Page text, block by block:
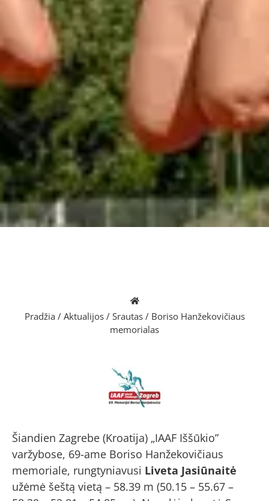
Pradžia / Aktualijos/ Srautas/ Boriso Hanžekovičiaus
memorialas
Šiandien Zagrebe (Kroatija) „IAAF Iššūkio”
varžybose, 69-ame Boriso Hanžekovičiaus
memoriale, rungtyniavusi Liveta Jasiūnaitė
užėmė šeštą vietą – 58.39 m (50.15 – 55.67 –